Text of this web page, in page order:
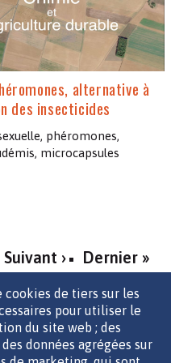
alternative à
des insecticides
phéromones,
microcapsules
Suivant › Dernier »
DE COMMUNICATION
cookies de tiers sur les
pour utiliser le
du site web ; des
données agrégées sur